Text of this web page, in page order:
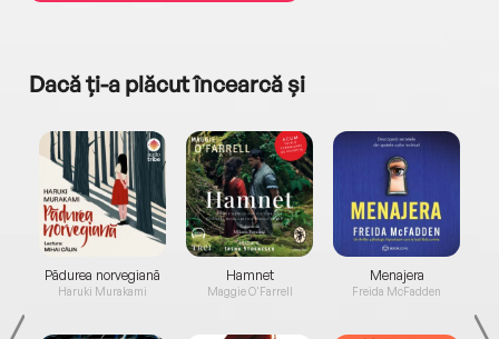
Dacă ți-a plăcut încearcă și
Pădurea norvegiană
Haruki Murakami
Hamnet
Maggie O'Farrell
Menajera
Freida McFadden